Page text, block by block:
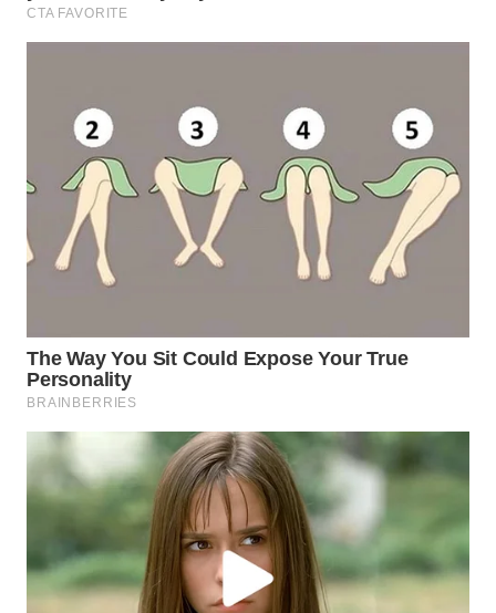
SUKABUMI
WN
PRIANGAN
TIMUR
WN
SEMARANG
WN
SOLO
WN
MADURA
WN